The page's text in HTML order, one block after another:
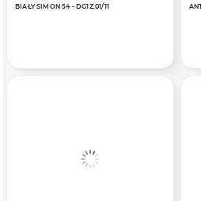
BIAŁY SIMON 54 - DG1Z.01/11